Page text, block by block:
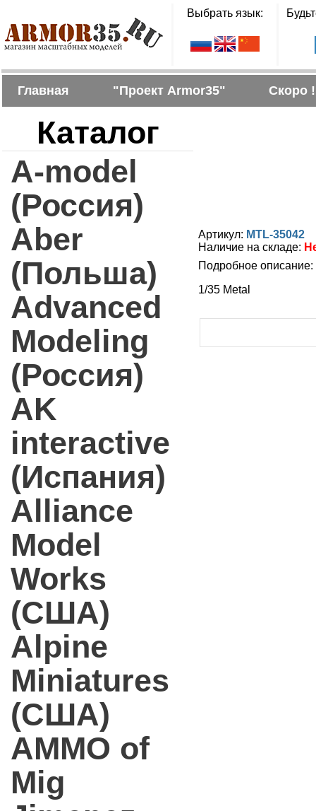
Выбрать язык:
Главная "Проект Armor35" Скоро !
Каталог
A-model
(Россия)
Aber
(Польша)
Advanced
Modeling
(Россия)
AK
interactive
(Испания)
Alliance
Model
Works
(США)
Alpine
Miniatures
(США)
AMMO of
Mig
Артикул: MTL-35042
Наличие на складе:
Подробное описание:
1/35 Metal